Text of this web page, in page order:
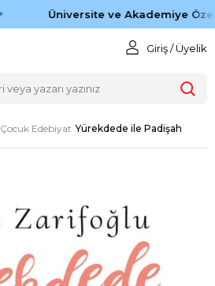
Üniversite ve Akademiye
Giriş / Üyelik
Çocuk Edebiyat Yürekdede ile Padişah